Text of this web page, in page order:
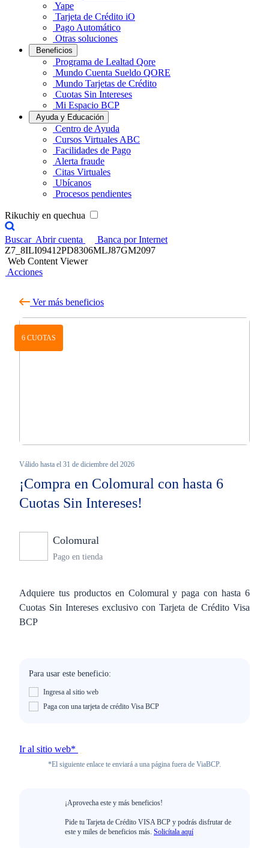
Yape
Tarjeta de Crédito iO
Pago Automático
Otras soluciones
Beneficios
Programa de Lealtad Qore
Mundo Cuenta Sueldo QORE
Mundo Tarjetas de Crédito
Cuotas Sin Intereses
Mi Espacio BCP
Ayuda y Educación
Centro de Ayuda
Cursos Virtuales ABC
Facilidades de Pago
Alerta fraude
Citas Virtuales
Ubícanos
Procesos pendientes
Rikuchiy en quechua
Buscar Abrir cuenta
Banca por Internet
Z7_8ILI09412PD8306MLJ87GM2097
Web Content Viewer
Acciones
Ver más beneficios
6 CUOTAS
Válido hasta el 31 de diciembre del 2026
¡Compra en Colomural con hasta 6
Cuotas Sin Intereses!
Colomural
Pago en tienda
Adquiere tus productos en Colomural y paga con hasta 6
Cuotas Sin Intereses exclusivo con Tarjeta de Crédito Visa
BCP
Para usar este beneficio:
Ingresa al sitio web
Paga con una tarjeta de crédito Visa BCP
Ir al sitio web*
*El siguiente enlace te enviará a una página fuera de ViaBCP.
¡Aprovecha este y más beneficios!
Pide tu Tarjeta de Crédito VISA BCP y podrás disfrutar de
este y miles de beneficios más. Solicítala aquí